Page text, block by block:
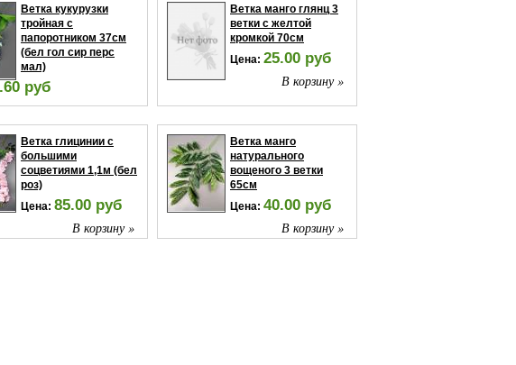
Ветка кукурузки
тройная с
папоротником 37см
(бел гол сир перс
мал)
руб
В корзину »
Ветка манго глянц 3
ветки с желтой
кромкой 70см
Цена: 25.00 руб
В корзину »
Ветка глицинии с
большими
соцветиями 1,1м (бел
роз)
Цена: 85.00 руб
В корзину »
Ветка манго
натурального
вощеного 3 ветки
65см
Цена: 40.00 руб
В корзину »